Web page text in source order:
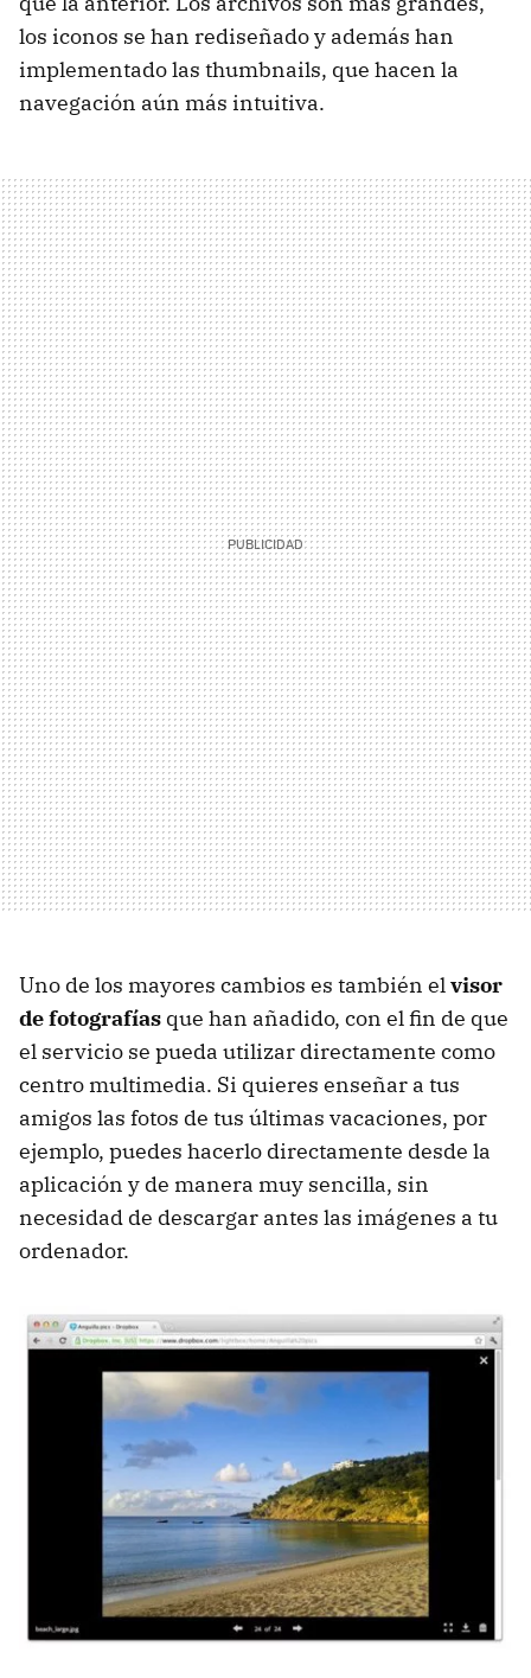
los iconos se han rediseñado y además han
implementado las thumbnails, que hacen la
navegación aún más intuitiva.
Uno de los mayores cambios es también el visor
de fotografías que han añadido, con el fin de que
el servicio se pueda utilizar directamente como
centro multimedia. Si quieres enseñar a tus
amigos las fotos de tus últimas vacaciones, por
ejemplo, puedes hacerlo directamente desde la
aplicación y de manera muy sencilla, sin
necesidad de descargar antes las imágenes a tu
ordenador.